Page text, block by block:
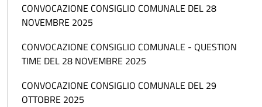
CONVOCAZIONE CONSIGLIO COMUNALE DEL 28
NOVEMBRE 2025
CONVOCAZIONE CONSIGLIO COMUNALE - QUESTION
TIME DEL 28 NOVEMBRE 2025
CONVOCAZIONE CONSIGLIO COMUNALE DEL 29
OTTOBRE 2025